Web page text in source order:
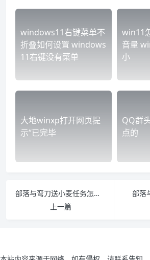
windows11右键菜单不
折叠如何设置 windows
11右键没有菜单
win11
音量
小
大地winxp打开网页提
示“已完毕
QQ群
点的
部落与弯刀送小麦任务怎么做 部落与弯刀主线任务流程
上一篇
部落